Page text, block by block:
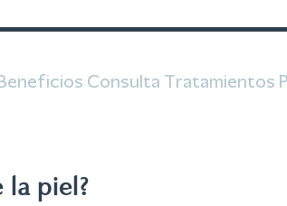
Consulta Tratamientos
la piel?